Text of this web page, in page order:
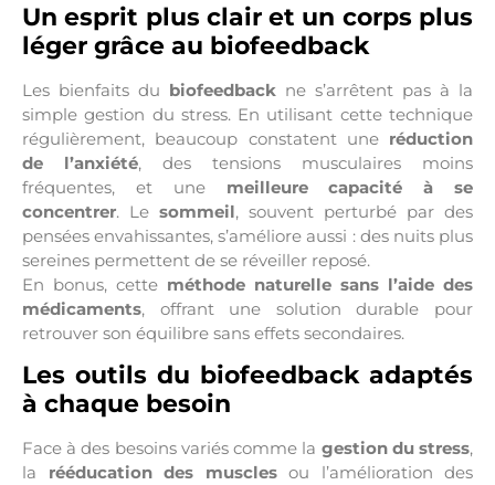
Un esprit plus clair et un corps plus
léger grâce au biofeedback
Les bienfaits du biofeedback ne s’arrêtent pas à la
simple gestion du stress. En utilisant cette technique
régulièrement, beaucoup constatent une réduction
de l’anxiété, des tensions musculaires moins
fréquentes, et une meilleure capacité à se
concentrer. Le sommeil, souvent perturbé par des
pensées envahissantes, s’améliore aussi : des nuits plus
sereines permettent de se réveiller reposé.
En bonus, cette méthode naturelle sans l’aide des
médicaments, offrant une solution durable pour
retrouver son équilibre sans effets secondaires.
Les outils du biofeedback adaptés
à chaque besoin
Face à des besoins variés comme la gestion dustress,
la rééducation des musclesou l’amélioration des